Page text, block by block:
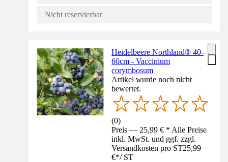
Nicht reservierbar
Heidelbeere Northland® 40-
60cm - Vaccinium
corymbosum
Artikel wurde noch nicht
bewertet.
(0)
Preis — 25,99 € * Alle Preise
inkl. MwSt. und ggf. zzgl.
Versandkosten pro ST25,99
€*/ ST